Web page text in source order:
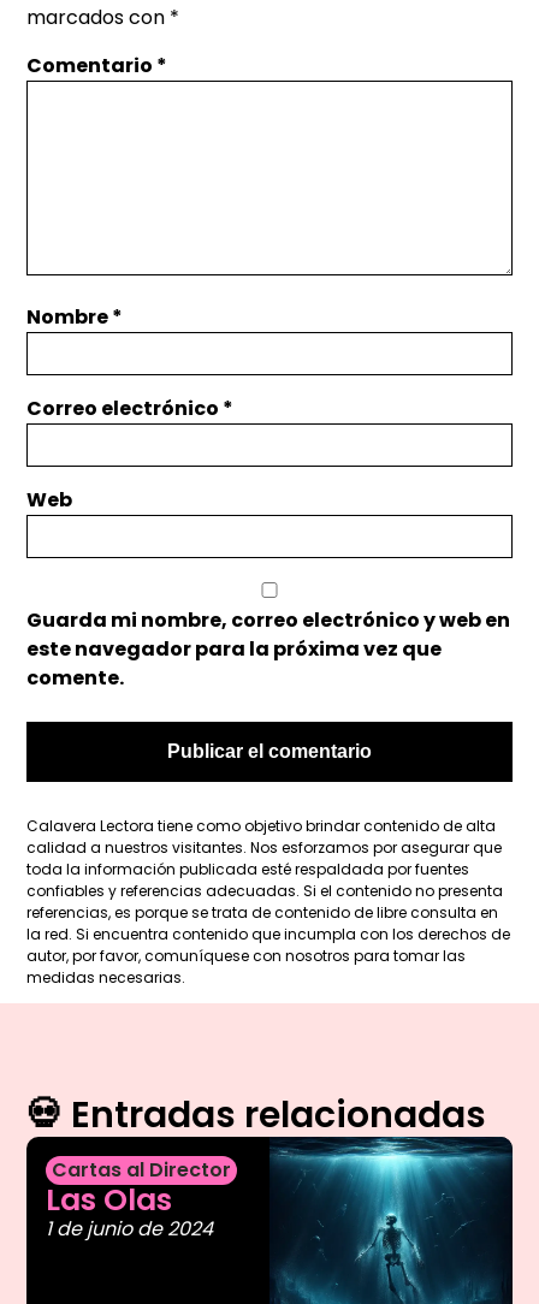
marcados con *
Comentario *
Nombre*
Correo electrónico *
Web
Guarda mi nombre, correo electrónico y web en
este navegador para la próxima vez que
comente.
Calavera Lectora tiene como objetivo brindar contenido de alta
calidad a nuestros visitantes. Nos esforzamos por asegurar que
toda la información publicada esté respaldada por fuentes
confiables y referencias adecuadas. Si el contenido no presenta
referencias, es porque se trata de contenido de libre consulta en
la red. Si encuentra contenido que incumpla con los derechos de
autor, por favor, comuníquese con nosotros para tomar las
medidas necesarias.
💀 Entradas relacionadas
Cartas al Director
Las Olas
1 de junio de 2024